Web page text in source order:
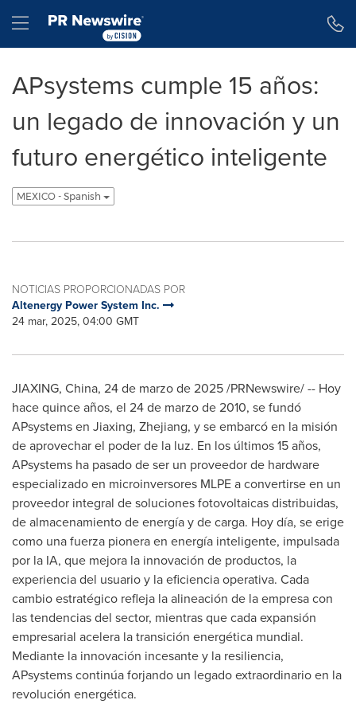
Hamburger menu
APsystems cumple 15 años:
un legado de innovación y un
futuro energético inteligente
MEXICO - Spanish
NOTICIAS PROPORCIONADAS POR
Altenergy Power System Inc.
24 mar, 2025, 04:00 GMT
JIAXING, China, 24 de marzo de 2025/PRNewswire/ -- Hoy
hace quince años, el 24 de marzo de 2010, se fundó
APsystems en Jiaxing, Zhejiang, y se embarcó en la misión
de aprovechar el poder de la luz. En los últimos 15 años,
APsystems ha pasado de ser un proveedor de hardware
especializado en microinversores MLPE a convertirse en un
proveedor integral de soluciones fotovoltaicas distribuidas,
de almacenamiento de energía y de carga. Hoy día, se erige
como una fuerza pionera en energía inteligente, impulsada
por la IA, que mejora la innovación de productos, la
experiencia del usuario y la eficiencia operativa. Cada
cambio estratégico refleja la alineación de la empresa con
las tendencias del sector, mientras que cada expansión
empresarial acelera la transición energética mundial.
Mediante la innovación incesante y la resiliencia,
APsystems continúa forjando un legado extraordinario en la
revolución energética.